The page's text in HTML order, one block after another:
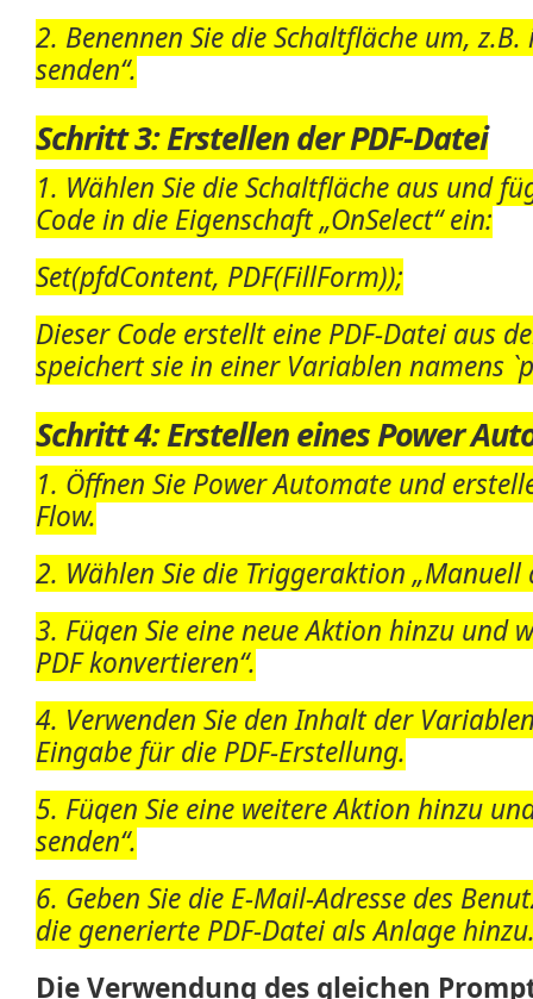
2. Benennen Sie die Schaltfläche um,
senden“.
Schritt 3: Erstellen der PDF-Datei
1. Wählen Sie die Schaltfläche aus und
Code in die Eigenschaft „OnSelect“ ein:
Set(pfdContent, PDF(FillForm));
Dieser Code erstellt eine PDF-Datei aus
speichert sie in einer Variablen namens
Schritt 4: Erstellen eines Power
1. Öffnen Sie Power Automate und
Flow.
2. Wählen Sie die Triggeraktion „Manuell
3. Fügen Sie eine neue Aktion hinzu und
PDF konvertieren“.
4. Verwenden Sie den Inhalt der
Eingabe für die PDF-Erstellung.
5. Fügen Sie eine weitere Aktion hinzu
senden“.
6. Geben Sie die E-Mail-Adresse des
die generierte PDF-Datei als Anlage
Die Verwendung des gleichen